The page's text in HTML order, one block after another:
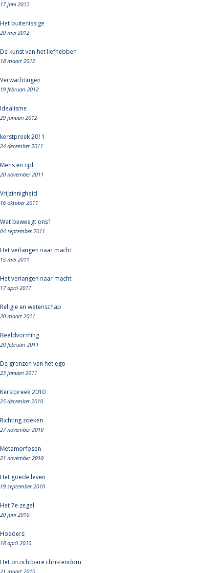
17 juni 2012
Het buitenissige
20 mei 2012
De kunst van het liefhebben
18 maart 2012
Verwachtingen
19 februari 2012
Idealisme
29 januari 2012
kerstpreek 2011
24 december 2011
Mens en tijd
20 november 2011
Vrijzinnigheid
16 oktober 2011
Wat beweegt ons?
04 september 2011
Het verlangen naar macht
15 mei 2011
Het verlangen naar macht
17 april 2011
Religie en wetenschap
20 maart 2011
Beeldvorming
20 februari 2011
De grenzen van het ego
23 januari 2011
Kerstpreek 2010
25 december 2010
Richting zoeken
27 november 2010
Metamorfosen
21 november 2010
Het goede leven
19 september 2010
Het 7e zegel
20 juni 2010
Hoeders
18 april 2010
Het onzichtbare christendom
21 maart 2010